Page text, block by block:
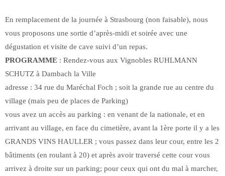
En remplacement de la journée à Strasbourg (non faisable), nous
vous proposons une sortie d’après-midi et soirée avec une
dégustation et visite de cave suivi d’un repas.
PROGRAMME : Rendez-vous aux Vignobles RUHLMANN
SCHUTZ à Dambach la Ville
adresse : 34 rue du Maréchal Foch ; soit la grande rue au centre du
village (mais peu de places de Parking)
vous avez un accès au parking : en venant de la nationale, et en
arrivant au village, en face du cimetière, avant la 1ère porte il y a les
GRANDS VINS HAULLER ; vous passez dans leur cour, entre les 2
bâtiments (en roulant à 20) et après avoir traversé cette cour vous
arrivez à droite sur un parking; pour ceux qui ont du mal à marcher,